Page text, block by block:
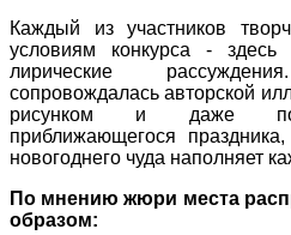
Каждый из участников
условиям конкурса -
лирические
сопровождалась авторской
рисунком и даже
приближающегося
новогоднего чуда наполняет
По мнению жюри места
образом: